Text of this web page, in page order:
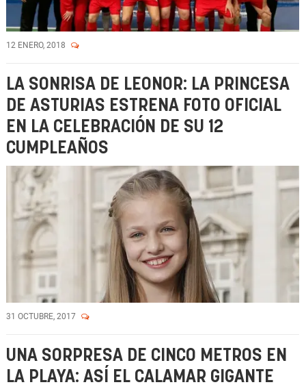
12 ENERO, 2018
LA SONRISA DE LEONOR: LA PRINCESA
DE ASTURIAS ESTRENA FOTO OFICIAL
EN LA CELEBRACIÓN DE SU 12
CUMPLEAÑOS
31 OCTUBRE, 2017
UNA SORPRESA DE CINCO METROS EN
LA PLAYA: ASÍ EL CALAMAR GIGANTE